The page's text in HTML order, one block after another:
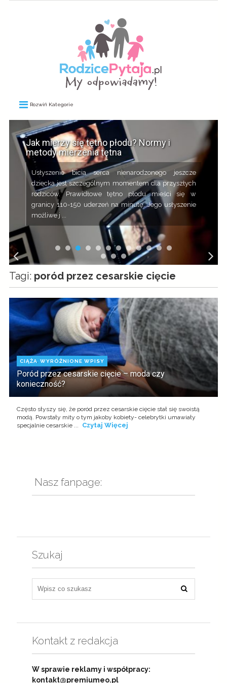
Rozwiń Kategorie
Jak mierzy się tętno płodu? Normy i
metody mierzenia tętna
Usłyszenie bicia serca nienarodzonego jeszcze
dziecka jest szczególnym momentem dla przyszłych
rodziców. Prawidłowe tętno płodu mieści się w
granicy 110-150 uderzeń na minutę. Jego usłyszenie
możliwe j ...
Tagi: poród przez cesarskie cięcie
CIĄŻA WYRÓŻNIONE WPISY
Poród przez cesarskie cięcie – moda czy
konieczność?
Często słyszy się, że poród przez cesarskie cięcie stał się swoistą
modą. Powstały mity o tym jakoby kobiety- celebrytki umawiały
specjalnie cesarskie ...
Czytaj Więcej
Nasz fanpage:
Szukaj
Kontakt z redakcja
W sprawie reklamy i współpracy:
kontakt@premiumeo.pl